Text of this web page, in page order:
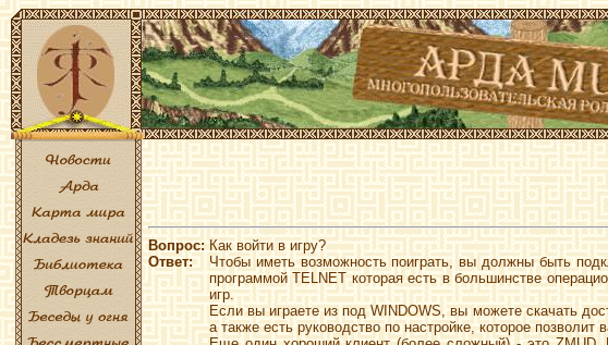
Вопрос:Как войти в игру?
Ответ:
Чтобы иметь возможность поиграть, вы должны быть
программой TELNET которая есть в большинстве
игр.
Если вы играете из под WINDOWS, вы можете скачать
а также есть руководство по настройке, которое позволит